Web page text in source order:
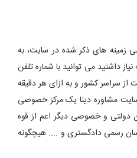
زمینه های ذکر شده در سایت، به
داشتید می توانید با شماره تلفن
ثابت از سراسر کشور و به ازای هر دقیقه
سایت مشاوره دینا یک مرکز خصوصی
دولتی و خصوصی دیگر اعم از قوه
رسمی دادگستری و .... هیچگونه